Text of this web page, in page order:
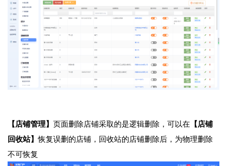
【店铺管理】 页面删除店铺采取的是逻辑删除，可以在 【店铺
回收站】恢复误删的店铺，回收站的店铺删除后，为物理删除
不可恢复